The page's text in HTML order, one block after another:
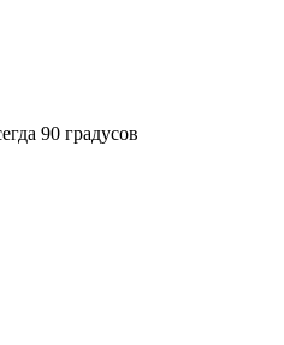
90 градусов